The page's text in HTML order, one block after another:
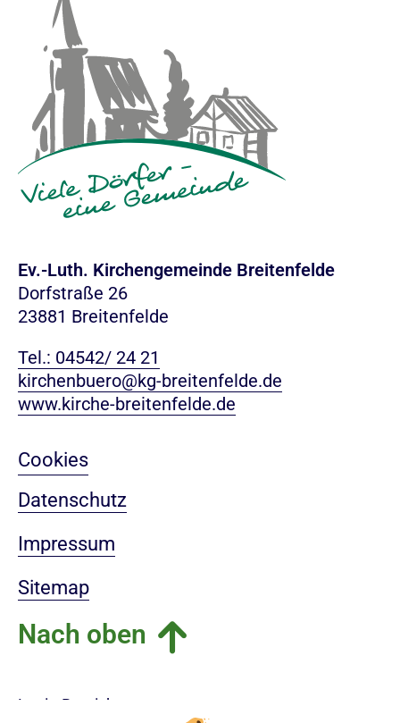
Ev.-Luth. Kirchengemeinde Breitenfelde
Dorfstraße 26
23881 Breitenfelde
Tel.: 04542/ 24 21
kirchenbuero@kg-breitenfelde.de
www.kirche-breitenfelde.de
Cookies
Datenschutz
Impressum
Sitemap
Nach oben
Login-Bereich